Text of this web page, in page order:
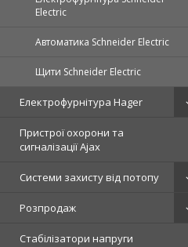
Electric
Автоматика Schneider Electric
Щити Schneider Electric
Електрофурнітура Hager
Пристрої охорони та
сигналізації Ajax
Системи захисту від потопу
Розпродаж
Стабілізатори напруги